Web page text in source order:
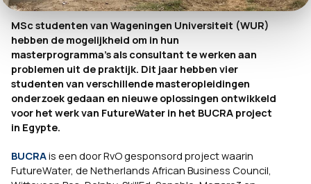
MSc studenten van Wageningen Universiteit (WUR)
hebben de mogelijkheid om in hun
masterprogramma’s als consultant te werken aan
problemen uit de praktijk. Dit jaar hebben vier
studenten van verschillende masteropleidingen
onderzoek gedaan en nieuwe oplossingen ontwikkeld
voor het werk van FutureWater in het BUCRA project
in Egypte.
BUCRAis een door RvO gesponsord project waarin
FutureWater, de Netherlands African Business Council,